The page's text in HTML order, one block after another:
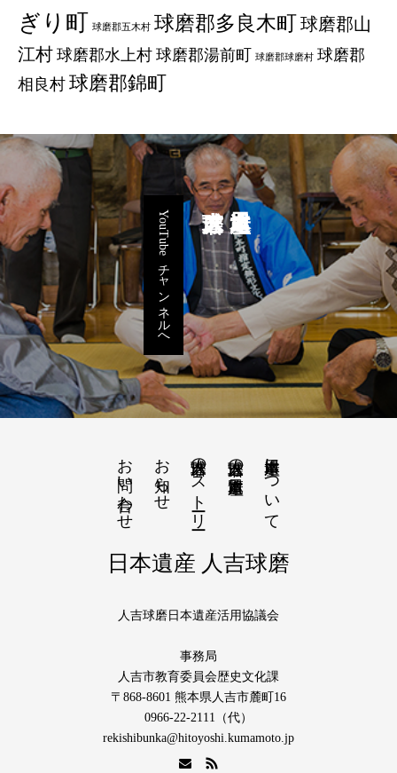
ぎり町 球磨郡五木村 球磨郡多良木町球磨郡山
江村 球磨郡水上村 球磨郡湯前町 球磨郡球磨村 球磨郡
相良村 球磨郡錦町
YouTubeチャンネルへ
日本遺産について
人吉球磨の日本遺産一覧
人吉球磨のストーリー
お知らせ
お問い合わせ
日本遺産 人吉球磨
人吉球磨日本遺産活用協議会
事務局
人吉市教育委員会歴史文化課
〒868-8601 熊本県人吉市麓町16
0966-22-2111（代）
rekishibunka@hitoyoshi.kumamoto.jp